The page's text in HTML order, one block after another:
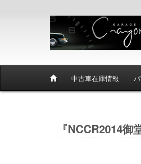
中古車在庫情報
『NCCR2014